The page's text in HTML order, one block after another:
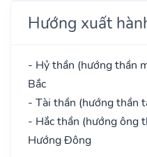
Hướng xuất
- Hỷ thần (hướng thần
Bắc
- Tài thần (hướng thần
- Hắc thần (hướng ông
Hướng Đông